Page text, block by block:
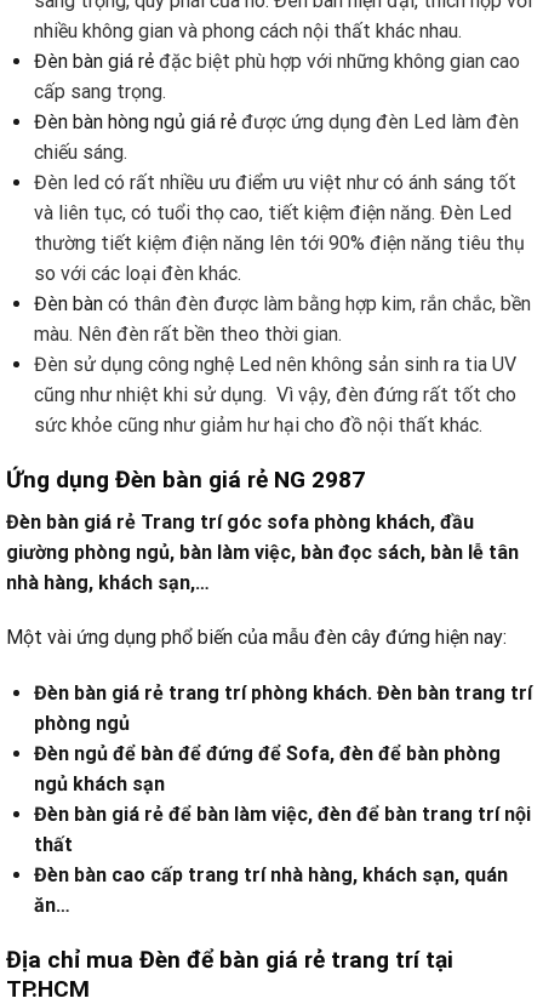
nhiều không gian và phong cách nội thất khác nhau.
Đèn bàn giá rẻ đặc biệt phù hợp với những không gian cao
cấp sang trọng.
Đèn bàn hòng ngủ giá rẻ được ứng dụng đèn Led làm đèn
chiếu sáng.
Đèn led có rất nhiều ưu điểm ưu việt như có ánh sáng tốt
và liên tục, có tuổi thọ cao, tiết kiệm điện năng. Đèn Led
thường tiết kiệm điện năng lên tới 90% điện năng tiêu thụ
so với các loại đèn khác.
Đèn bàn có thân đèn được làm bằng hợp kim, rắn chắc, bền
màu. Nên đèn rất bền theo thời gian.
Đèn sử dụng công nghệ Led nên không sản sinh ra tia UV
cũng như nhiệt khi sử dụng. Vì vậy, đèn đứng rất tốt cho
sức khỏe cũng như giảm hư hại cho đồ nội thất khác.
Ứng dụng Đèn bàn giá rẻ NG 2987
Đèn bàn giá rẻ Trang trí góc sofa phòng khách, đầu
giường phòng ngủ, bàn làm việc, bàn đọc sách, bàn lễ tân
nhà hàng, khách sạn,…
Một vài ứng dụng phổ biến của mẫu đèn cây đứng hiện nay:
Đèn bàn giá rẻ trang trí phòng khách. Đèn bàn trang trí
phòng ngủ
Đèn ngủ để bàn để đứng để Sofa, đèn để bàn phòng
ngủ khách sạn
Đèn bàn giá rẻ để bàn làm việc, đèn để bàn trang trí nội
thất
Đèn bàn cao cấp trang trí nhà hàng, khách sạn, quán
ăn…
Địa chỉ mua Đèn để bàn giá rẻ trang trí tại
TP.HCM